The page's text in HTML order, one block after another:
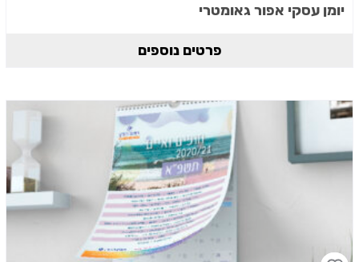
יומן עסקי אפור גאומטרי
פרטים נוספים